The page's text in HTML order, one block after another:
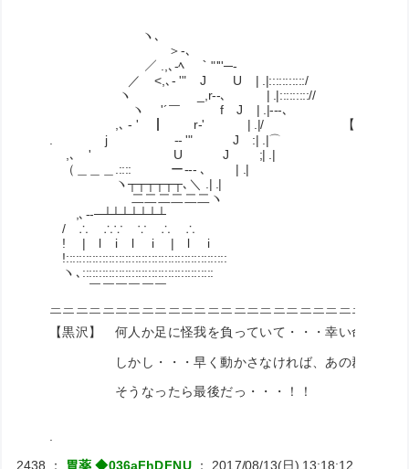
ヽ､
＞-､
／ .,､-ﾍ￣｀"'''─-
／ <,､- '" J U | .|:::::::::::/
ヽ _,r‐-､ | .|::::::::://
ヽ '´￣ f J | .|-‐-､
,､ - ' ┃ r‐' | .|/ 【黒沢：Cクラスのタン
. j -‐ '" J :| .|⌒
,､ ' U J ;| .|
（＿＿＿.:::: ー--- ､ | .|
ヽ┬┬┬┬┬┬､＼ .| .|
二二二二二二ヽ
,､-‐─┴┴┴┴┴┴┴
/ ∴ ∴∵ ∵ ∴ ∴
! | l i l i | l i
!:::::::::::::::::::::::::::::::::::::::::::::::::
ヽ､::::::::::::::::::::::::::::::::::::::::
￣￣￣￣￣￣
￣￣￣￣￣￣￣￣￣￣￣￣￣￣￣￣￣￣￣￣￣￣￣￣￣￣
【黒沢】 何人か足に怪我を負っていて・・・幸い命に別状
しかし・・・早く動かさなければ、あの群れに巻き
そうなったら最後だっ・・・！！
2438 ： 胃薬 ◆036aFhDFNU ： 2017/08/13(日) 13:18:12